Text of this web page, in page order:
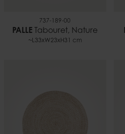
737-189-00
PALLE Tabouret, Nature
~L33xW23xH31 cm